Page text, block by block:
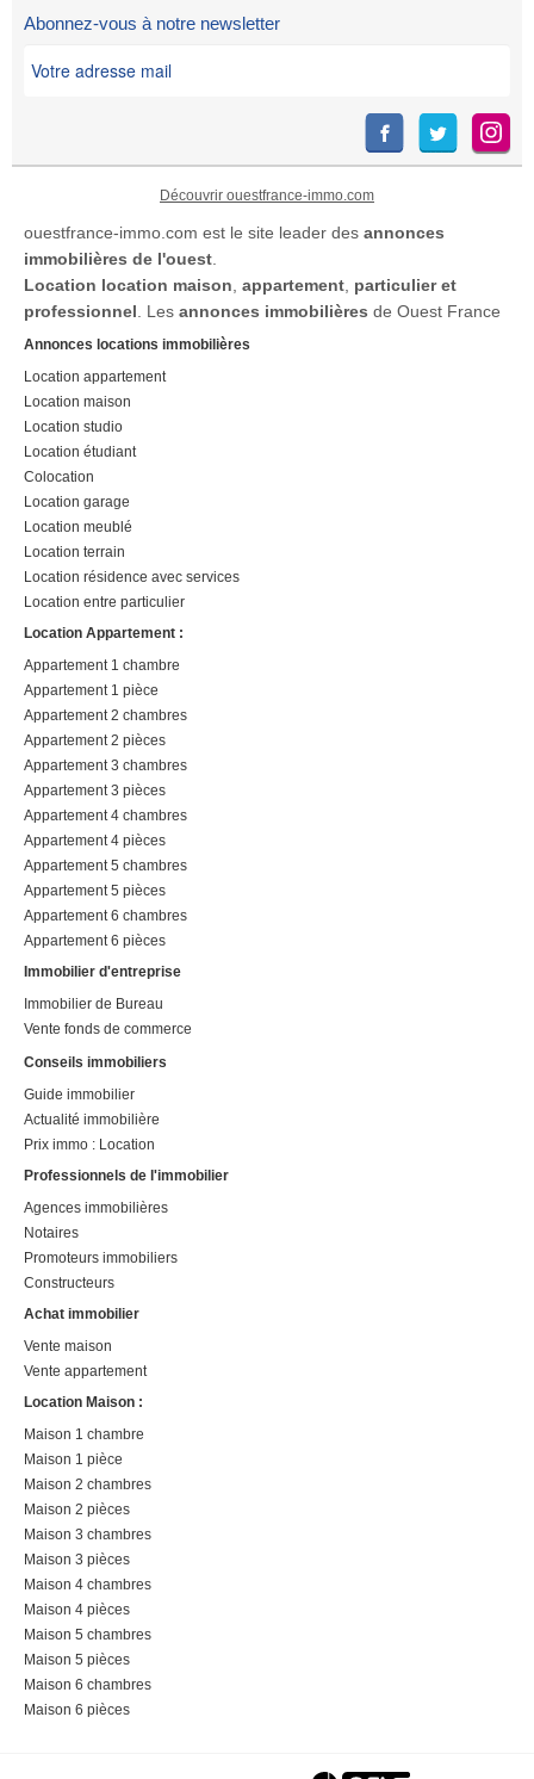
Abonnez-vous à notre newsletter
Découvrir ouestfrance-immo.com
ouestfrance-immo.com est le site leader des annonces
immobilières de l'ouest
Location location maison appartement particulier et
professionnel . Les annonces immobilières de Ouest France
Annonces locations immobilières
Location appartement
Location maison
Location studio
Location étudiant
Colocation
Location garage
Location meublé
Location terrain
Location résidence avec services
Location entre particulier
Location Appartement :
Appartement 1 chambre
Appartement 1 pièce
Appartement 2 chambres
Appartement 2 pièces
Appartement 3 chambres
Appartement 3 pièces
Appartement 4 chambres
Appartement 4 pièces
Appartement 5 chambres
Appartement 5 pièces
Appartement 6 chambres
Appartement 6 pièces
Immobilier d'entreprise
Immobilier de Bureau
Vente fonds de commerce
Conseils immobiliers
Guide immobilier
Actualité immobilière
Prix immo : Location
Professionnels de l'immobilier
Agences immobilières
Notaires
Promoteurs immobiliers
Constructeurs
Achat immobilier
Vente maison
Vente appartement
Location Maison :
Maison 1 chambre
Maison 1 pièce
Maison 2 chambres
Maison 2 pièces
Maison 3 chambres
Maison 3 pièces
Maison 4 chambres
Maison 4 pièces
Maison 5 chambres
Maison 5 pièces
Maison 6 chambres
Maison 6 pièces